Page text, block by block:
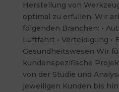
Herstellung von
optimal zu erfüllen. Wir
folgenden Branchen: •
Luftfahrt • Verteidigung •
Gesundheitswesen Wir
kundenspezifische
von der Studie und
jeweiligen Kunden bis